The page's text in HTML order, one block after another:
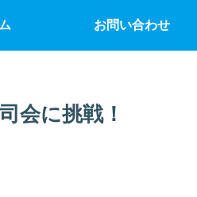
お問い合わせ
会に挑戦！